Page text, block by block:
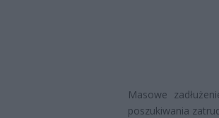
Masowe
poszukiwania